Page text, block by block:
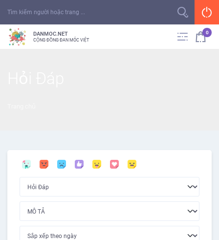
DANMOC.NET
CỘNG ĐỒNG ĐAN MÓC VIỆT
0